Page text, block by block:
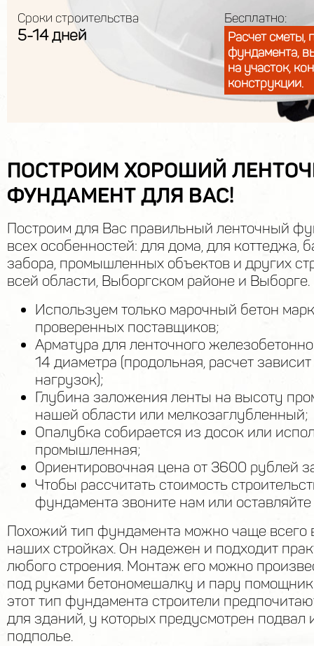
Сроки строительства
5-14 дней
Бесплатно:
Расчет сметы,
фундамента,
на участок,
конструкции.
ПОСТРОИМ ХОРОШИЙ
ФУНДАМЕНТ ДЛЯ ВАС!
Построим для Вас правильный ленточный
всех особенностей: для дома, для коттеджа,
забора, промышленных объектов и других
всей области, Выборгском районе и Выборге.
Используем только марочный бетон
проверенных поставщиков;
Арматура для ленточного
14 диаметра (продольная, расчет
нагрузок);
Глубина заложения ленты на высоту
нашей области или мелкозаглубленный;
Опалубка собирается из досок или
промышленная;
Ориентировочная цена от 3600 рублей
Чтобы рассчитать стоимость
фундамента звоните нам или оставляйте
Похожий тип фундамента можно чаще всего
наших стройках. Он надежен и подходит
любого строения. Монтаж его можно
под руками бетономешалку и пару
этот тип фундамента строители
для зданий, у которых предусмотрен подвал
подполье.